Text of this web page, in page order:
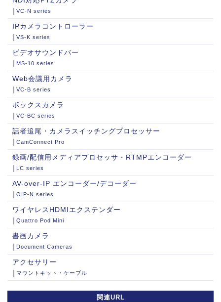
│VC-N series
IPカメラコントローラー
│VS-K series
ビデオサウンドバー
│MS-10 series
Web会議用カメラ
│VC-B series
ボックスカメラ
│VC-BC series
話者追尾・カメラスイッチングプロセッサー
│CamConnect Pro
録画/配信用メディアプロセッサ・RTMPエンコーダー
│LC series
AV-over-IP エンコーダー/デコーダー
│OIP-N series
ワイヤレスHDMIエクステンダー
│Quattro Pod Mini
書画カメラ
│Document Cameras
アクセサリー
│マウントキット・ケーブル
関連URL